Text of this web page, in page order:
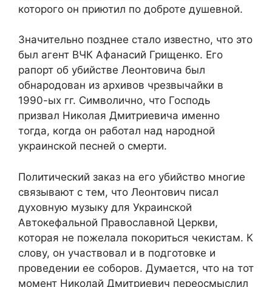
которого он приютил по доброте душевной.
Значительно позднее стало известно, что это
был агент ВЧК Афанасий Грищенко. Его
рапорт об убийстве Леонтовича был
обнародован из архивов чрезвычайки в
1990-ых гг. Символично, что Господь
призвал Николая Дмитриевича именно
тогда, когда он работал над народной
украинской песней о смерти.
Политический заказ на его убийство многие
связывают с тем, что Леонтович писал
духовную музыку для Украинской
Автокефальной Православной Церкви,
которая не пожелала покориться чекистам. К
слову, он участвовал и в подготовке и
проведении ее соборов. Думается, что на тот
момент Николай Дмитриевич переосмыслил